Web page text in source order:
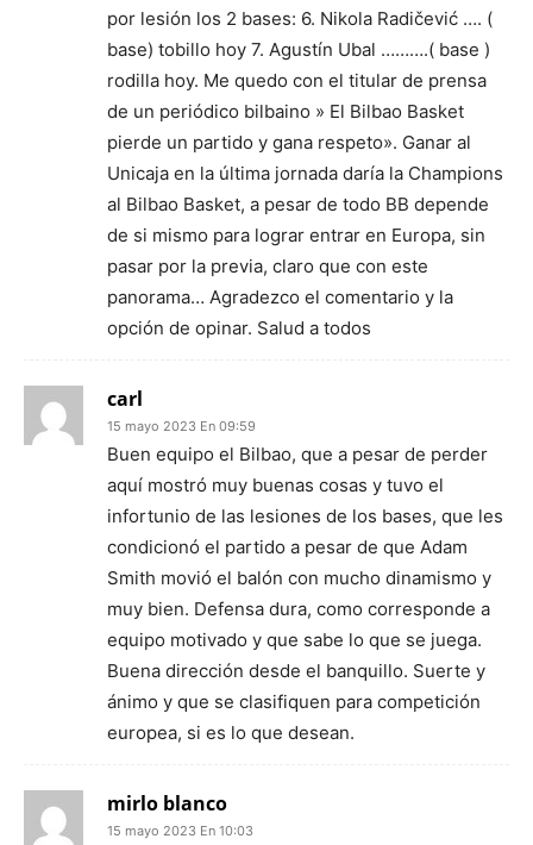
por lesión los 2 bases: 6. Nikola Radičević …. (
base) tobillo hoy 7. Agustín Ubal ……….( base )
rodilla hoy. Me quedo con el titular de prensa
de un periódico bilbaino » El Bilbao Basket
pierde un partido y gana respeto». Ganar al
Unicaja en la última jornada daría la Champions
al Bilbao Basket, a pesar de todo BB depende
de si mismo para lograr entrar en Europa, sin
pasar por la previa, claro que con este
panorama… Agradezco el comentario y la
opción de opinar. Salud a todos
carl
15 mayo 2023 En 09:59
Buen equipo el Bilbao, que a pesar de perder
aquí mostró muy buenas cosas y tuvo el
infortunio de las lesiones de los bases, que les
condicionó el partido a pesar de que Adam
Smith movió el balón con mucho dinamismo y
muy bien. Defensa dura, como corresponde a
equipo motivado y que sabe lo que se juega.
Buena dirección desde el banquillo. Suerte y
ánimo y que se clasifiquen para competición
europea, si es lo que desean.
mirlo blanco
15 mayo 2023 En 10:03